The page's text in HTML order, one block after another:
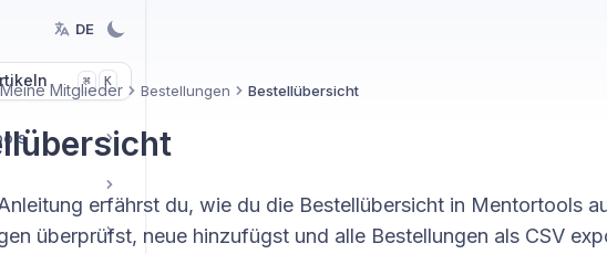
DE
⌘ K
Meine Mitglieder Bestellungen Bestellübersicht
erfährst du, wie du die Bestellübersicht in Mentortools
überprüfst, neue hinzufügst und alle Bestellungen als CSV